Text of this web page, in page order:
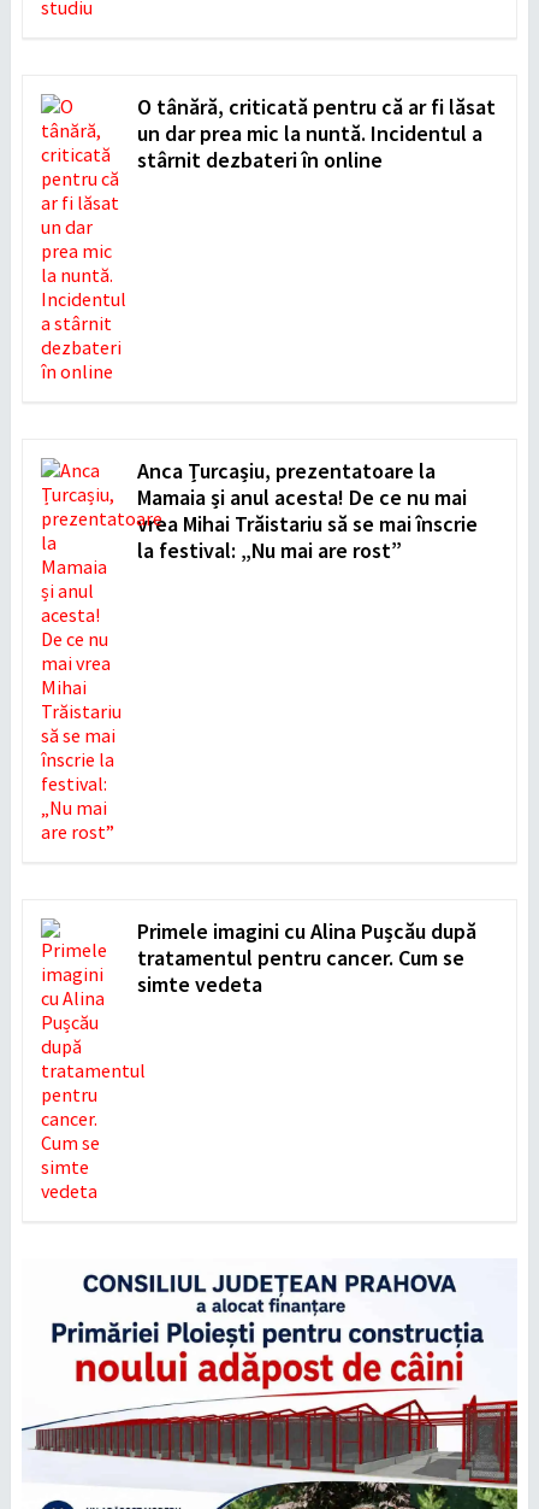
O tânără, criticată pentru că ar fi lăsat
un dar prea mic la nuntă. Incidentul a
stârnit dezbateri în online
Anca Țurcașiu, prezentatoare la
Mamaia și anul acesta! De ce nu mai
vrea Mihai Trăistariu să se mai înscrie
la festival: „Nu mai are rost”
Primele imagini cu Alina Pușcău după
tratamentul pentru cancer. Cum se
simte vedeta